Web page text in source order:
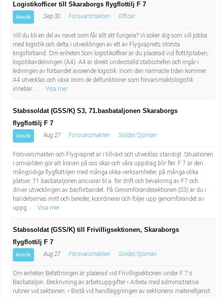
Logistikofficer till Skaraborgs flygflottilj F 7
Ansök Sep 30 Försvarsmakten Officer
Vill du bli en del av navet som får allt att fungera? Vi söker dig som vill jobba
med logistik och delta i utvecklingen av ett av Flygvapnets största
krigsförband. Om enheten Som logistikofficer är du placerad vid flottiljstaben,
logistikavdelningen (A4). A4 är direkt underställd stabschefen och ingår i
ledningen av förbandet avseende logistik. Inom den närmaste tiden kommer
A4 utvecklas och växa inom de delfunktioner som förvarsmaktslogistik
innebär. ...
Visa mer
Stabssoldat (GSS/K) S3, 71.basbataljonen Skaraborgs
flygflottilj F 7
Ansök Aug 27 Försvarsmakten Soldat/Sjöman
Försvarsmakten och Flygvapnet är i tillväxt och utvecklas ständigt. Situationen
i omvärlden gör att kraven på oss ökar och våra uppdrag blir fler. F 7 är den
mångsidiga flygflottiljen med många olika verksamheter, på många olika
platser. 71.basbataljonen ansvarar bl.a. för drift och bevakning av F7 och
driver utvecklingen av basförbandet. På Genomförandesektionen (S3) är du i
händelsernas mitt och bereder, koordinerar och följer upp genomförandet av
uppg...
Visa mer
Stabssoldat (GSS/K) till Frivilligsektionen, Skaraborgs
flygflottilj F 7
Ansök Aug 27 Försvarsmakten Soldat/Sjöman
Om enheten Befattningen är placerad vid Frivilligsektionen under F 7:s
Basbataljon. Beskrivning av arbetsuppgifter • Arbeta med administrativa
rutiner vid sektionen. • Bistå vid handläggningen av sektionens materieltjänst